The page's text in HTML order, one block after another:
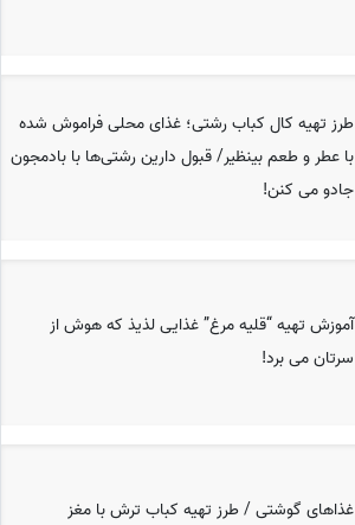
طرز تهیه کال کباب رشتی؛ غذای محلی فراموش شده
با عطر و طعم بینظیر/ قبول دارین رشتی‌ها با بادمجون
جادو می کنن!
آموزش تهیه “قلیه مرغ” غذایی لذیذ که هوش از
سرتان می برد!
غذاهای گوشتی / طرز تهیه کباب ترش با مغز